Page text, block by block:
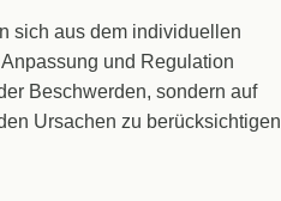
sich aus dem individuellen
und Regulation
Beschwerden, sondern auf
Ursachen zu berücksichtigen